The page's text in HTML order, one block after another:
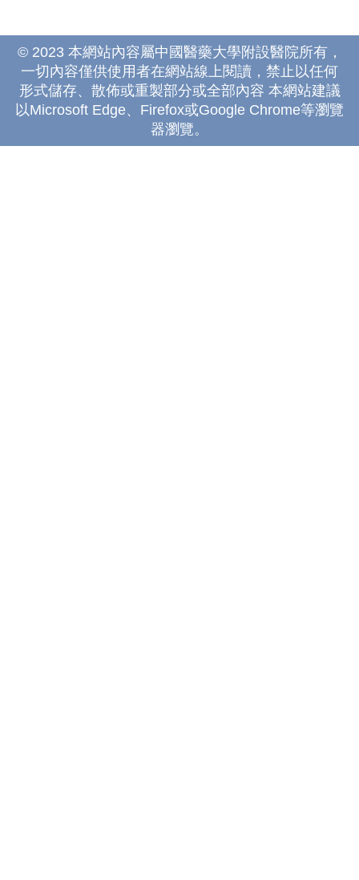
© 2023 本網站內容屬中國醫藥大學附設醫院所有，
一切內容僅供使用者在網站線上閱讀，禁止以任何
形式儲存、散佈或重製部分或全部內容 本網站建議
以Microsoft Edge、Firefox或Google Chrome等瀏覽
器瀏覽。